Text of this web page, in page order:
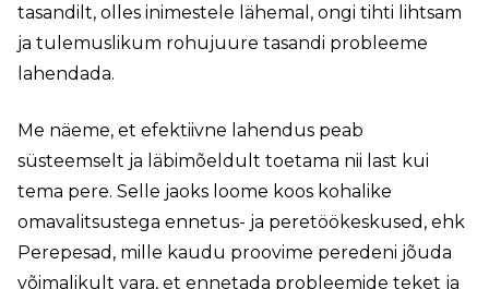
tasandilt, olles inimestele lähemal, ongi tihti lihtsam
ja tulemuslikum rohujuure tasandi probleeme
lahendada.
Me näeme, et efektiivne lahendus peab
süsteemselt ja läbimõeldult toetama nii last kui
tema pere. Selle jaoks loome koos kohalike
omavalitsustega ennetus- ja peretöökeskused, ehk
Perepesad, mille kaudu proovime peredeni jõuda
võimalikult vara, et ennetada probleemide teket ja